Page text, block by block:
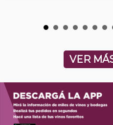
VER